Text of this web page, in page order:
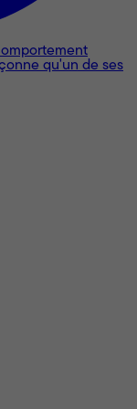
qu'un de ses